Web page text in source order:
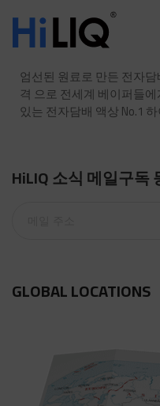
엄선된 원료로 만든 전자
격 으로 전세계 베이퍼들
있는 전자담배 액상 No.1
HiLIQ 소식 메일구독
GLOBAL LOCATIONS